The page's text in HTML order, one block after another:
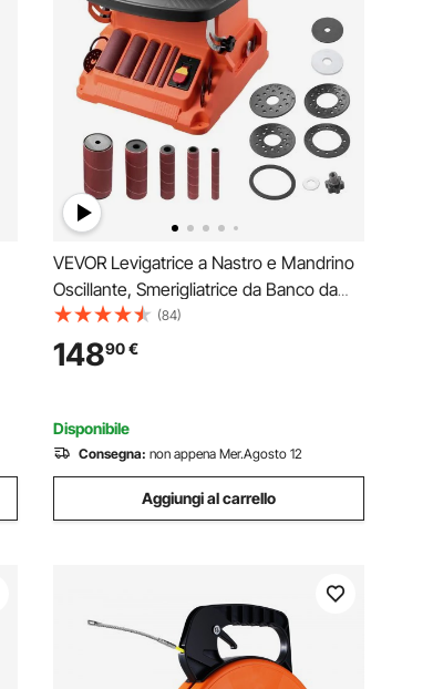
VEVOR Levigatrice a Nastro e Mandrino
Oscillante, Smerigliatrice da Banco da
2000 giri/min con Corsa da 16 mm, 5
Manicotti 12,7-50,8 mm e Nastro
Abrasivo da 610 x 98 mm per
(84)
14890€
Disponibile
Consegna: non appena Mer.Agosto 12
Aggiungi al carrello